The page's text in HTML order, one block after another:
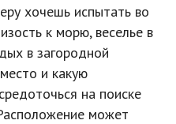
хочешь испытать во
к морю, веселье в
в загородной
и какую
на поиске
может